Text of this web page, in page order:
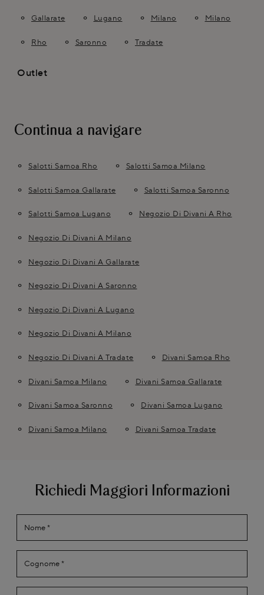
Gallarate Lugano Milano Milano
Rho Saronno Tradate
Outlet
Continua a navigare
Salotti Samoa Rho Salotti Samoa Milano
Salotti Samoa Gallarate Salotti Samoa Saronno
Salotti Samoa Lugano Negozio Di Divani A Rho
Negozio Di Divani A Milano
Negozio Di Divani A Gallarate
Negozio Di Divani A Saronno
Negozio Di Divani A Lugano
Negozio Di Divani A Milano
Negozio Di Divani A Tradate Divani Samoa Rho
Divani Samoa Milano Divani Samoa Gallarate
Divani Samoa Saronno Divani Samoa Lugano
Divani Samoa Milano Divani Samoa Tradate
Richiedi Maggiori Informazioni